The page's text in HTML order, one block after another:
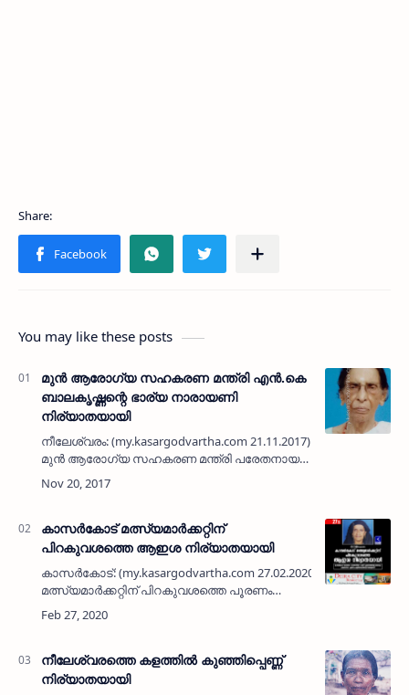
You may like these posts
മുന്‍ ആരോഗ്യ സഹകരണ മന്ത്രി എന്‍.കെ
ബാലകൃഷ്ണന്റെ ഭാര്യ നാരായണി
നിര്യാതയായി
നീലേശ്വരം: (my.kasargodvartha.com 21.11.2017)
മുന്‍ ആരോഗ്യ സഹകരണ മന്ത്രി പരേതനായ
എന്‍.കെ. ബാലകൃഷ്ണന്റെ ഭാര്യ പേരോല്‍ കൃഷ്ണ
നിലയത്തിലെ സി. നാരായണി (93)
കാസര്‍കോട് മത്സ്യമാര്‍ക്കറ്റിന്
പിറകുവശത്തെ ആഇശ നിര്യാതയായി
കാസര്‍കോട്: (my.kasargodvartha.com 27.02.2020) കാസര്‍കോട്
മത്സ്യമാര്‍ക്കറ്റിന് പിറകുവശത്തെ പൂരണം
മന്‍സിലില്‍ ആഇശ (72) നിര്യാതയായി.
കാസര്‍കോട് നഗരസഭാ കൗണ്‍സിലര്‍ റാ…
നീലേശ്വരത്തെ കളത്തില്‍ കുഞ്ഞിപ്പെണ്ണ്
നിര്യാതയായി